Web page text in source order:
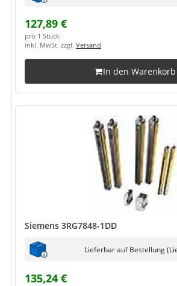
127,89 €
pro 1 Stück
inkl. MwSt. zzgl. Versand
In den Warenkorb
Siemens 3RG7848-1DD
Lieferbar auf Bestellung
135,24 €